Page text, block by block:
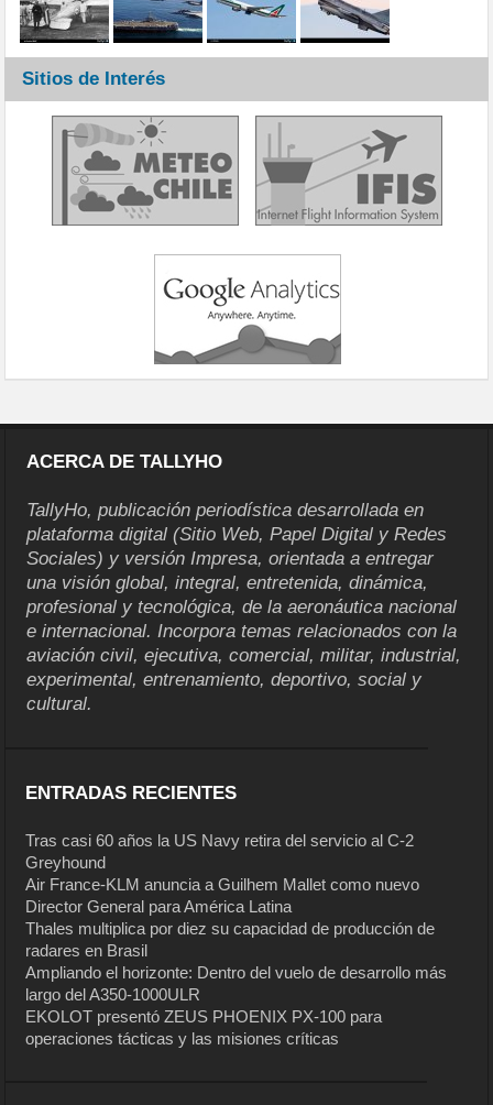
Sitios de Interés
ACERCA DE TALLYHO
TallyHo, publicación periodística desarrollada en
plataforma digital (Sitio Web, Papel Digital y Redes
Sociales) y versión Impresa, orientada a entregar
una visión global, integral, entretenida, dinámica,
profesional y tecnológica, de la aeronáutica nacional
e internacional. Incorpora temas relacionados con la
aviación civil, ejecutiva, comercial, militar, industrial,
experimental, entrenamiento, deportivo, social y
cultural.
ENTRADAS RECIENTES
Tras casi 60 años la US Navy retira del servicio al C-2
Greyhound
Air France-KLM anuncia a Guilhem Mallet como nuevo
Director General para América Latina
Thales multiplica por diez su capacidad de producción de
radares en Brasil
Ampliando el horizonte: Dentro del vuelo de desarrollo más
largo del A350-1000ULR
EKOLOT presentó ZEUS PHOENIX PX-100 para
operaciones tácticas y las misiones críticas